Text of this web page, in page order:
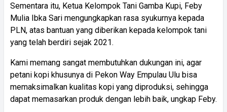
Sementara itu, Ketua Kelompok Tani Gamba Kupi, Feby
Mulia Ibka Sari mengungkapkan rasa syukurnya kepada
PLN, atas bantuan yang diberikan kepada kelompok tani
yang telah berdiri sejak 2021.
Kami memang sangat membutuhkan dukungan ini, agar
petani kopi khusunya di Pekon Way Empulau Ulu bisa
memaksimalkan kualitas kopi yang diproduksi, sehingga
dapat memasarkan produk dengan lebih baik, ungkap Feby.